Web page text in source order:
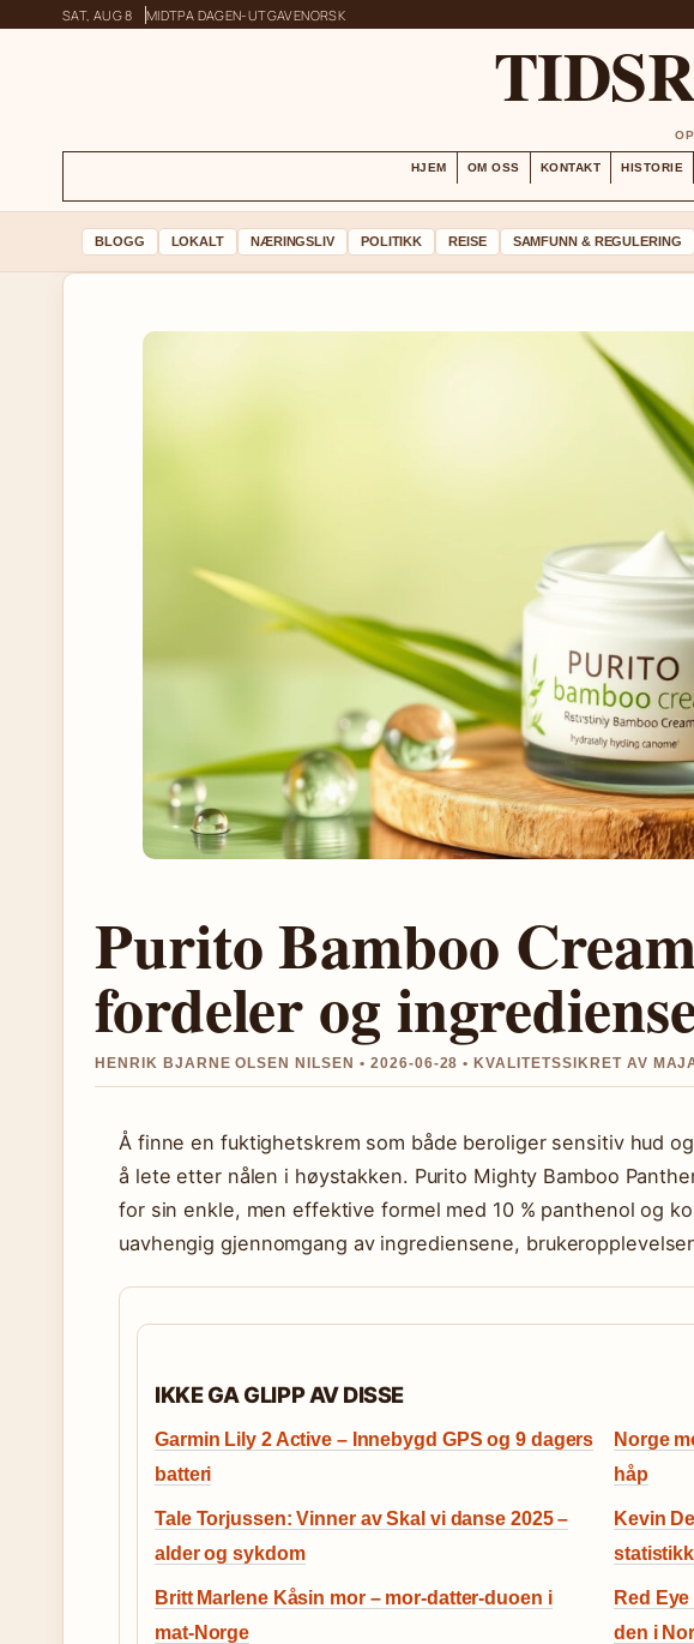
SAT, AUG 8 MIDTPA DAGEN-UTGAVENORSK
HJEM OM OSS KONTAKT HISTORIE
BLOGG LOKALT NÆRINGSLIV POLITIKK REISE SAMFUNN & REGULERING
Purito Bamboo
fordeler og
HENRIK BJARNE OLSEN NILSEN • 2026-06-28 • KVALITETSSIKRET AV
Å finne en fuktighetskrem som både beroliger sensitiv hud
å lete etter nålen i høystakken. Purito Mighty Bamboo
for sin enkle, men effektive formel med 10 % panthenol og
uavhengig gjennomgang av ingrediensene,
IKKE GA GLIPP AV DISSE
Garmin Lily 2 Active – Innebygd GPS og 9 dagers
batteri
Norge
håp
Tale Torjussen: Vinner av Skal vi danse 2025 –
alder og sykdom
Kevin
statistikk
Britt Marlene Kåsin mor – mor-datter-duoen i
mat-Norge
Red
den i